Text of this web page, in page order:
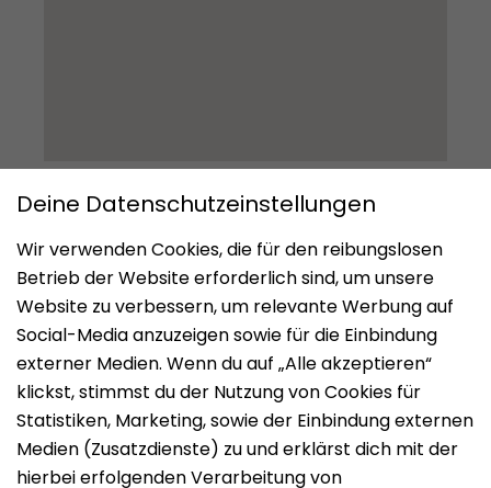
Impressum
Datenschutz
Nutzungsbedingungen